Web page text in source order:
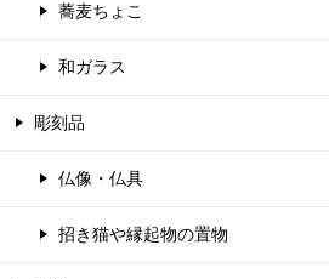
蕎麦ちょこ
和ガラス
彫刻品
仏像・仏具
招き猫や縁起物の置物